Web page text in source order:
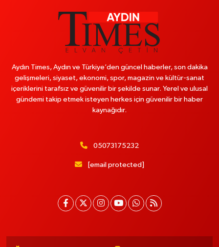
Aydın Times, Aydın ve Türkiye’den güncel haberler, son dakika
gelişmeleri, siyaset, ekonomi, spor, magazin ve kültür-sanat
içeriklerini tarafsız ve güvenilir bir şekilde sunar. Yerel ve ulusal
gündemi takip etmek isteyen herkes için güvenilir bir haber
kaynağıdır.
05073175232
[email protected]